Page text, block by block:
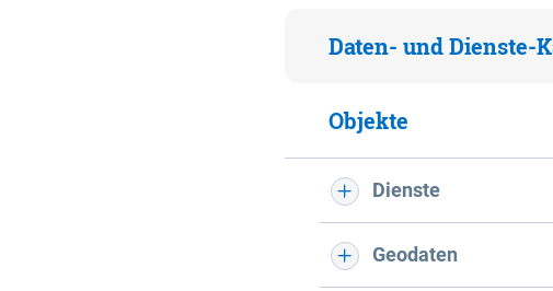
Daten- und Dienste-
Objekte
Dienste
Geodaten